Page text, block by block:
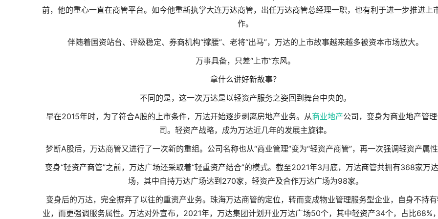
前，他的重心一直在商管平台。如今他重新执掌大连万达商管，出任万达商管总经理一职，也有利于进一步推进上
作。
伴随着国资站台、评级稳定、券商机构“撑腰”、老将“出马”，万达的上市故事越来越多被资本市场放大。
万事具备，只差“上市”东风。
拿什么讲好新故事？
不同的是，这一次万达是以轻资产服务之姿回到舞台中央的。
早在2015年时，为了符合A股的上市条件，万达开始逐步剥离房地产业务。从商业地产公司，变身为商业地产管
司。轻资产战略，成为万达近几年的发展主旋律。
梦断A股后，万达商管又进行了一次新的重组。公司名称也从“商业管理”变为“轻资产商管”，再一次强调轻资产属性
变身“轻资产商管”之前，万达广场还采取着“轻重资产结合”的模式。截至2021年3月底，万达商管共拥有368家万
场，其中自持万达广场达到270家，轻资产及合作万达广场为98家。
变身后的万达，完全摒弃了以往的重资产业务。珠海万达商管的定位，转而变成物业管理服务型企业，自身不持
业，而更强调服务属性。万达对外宣布，2021年，万达集团计划开业万达广场50个，其中轻资产34个，占比68%